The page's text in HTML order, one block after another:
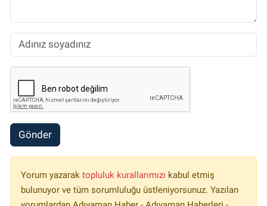
Gönder
Yorum yazarak topluluk kurallarımızı kabul etmiş
bulunuyor ve tüm sorumluluğu üstleniyorsunuz. Yazılan